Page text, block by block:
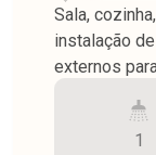
Sala,
instalação
externos
1